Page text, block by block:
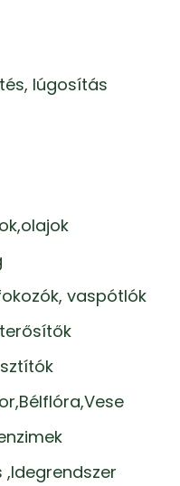
lúgosítás
vaspótlók
,Idegrendszer